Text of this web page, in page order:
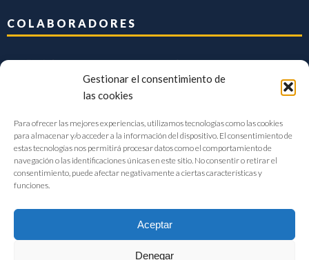
Gestionar el consentimiento de
las cookies
Para ofrecer las mejores experiencias, utilizamos tecnologías como las cookies
para almacenar y/o acceder a la información del dispositivo. El consentimiento de
estas tecnologías nos permitirá procesar datos como el comportamiento de
navegación o las identificaciones únicas en este sitio. No consentir o retirar el
consentimiento, puede afectar negativamente a ciertas características y
funciones.
Aceptar
Denegar
COLABORADORES